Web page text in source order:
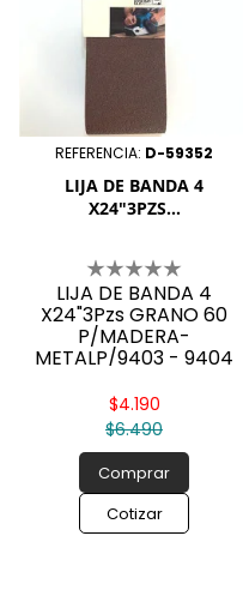
REFERENCIA: D-59352
LIJA DE BANDA 4
X24"3PZS...
LIJA DE BANDA 4
X24"3Pzs GRANO 60
P/MADERA-
METALP/9403 - 9404
$6.490
$4.190
Comprar
Cotizar